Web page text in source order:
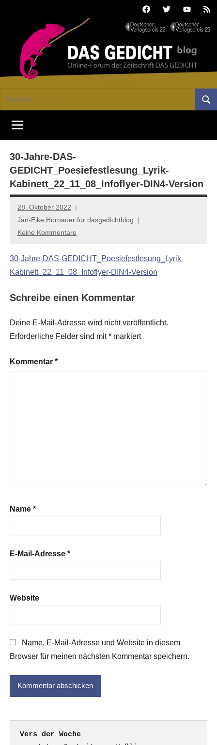
FacebookTwitterYoutube
GEDICHT
blog
Forum
von
DAS
Lyrik,
Essay
Suchen
30-Jahre-DAS-
GEDICHT_Poesiefestlesung_Lyrik-
Kabinett_22_11_08_Infoflyer-DIN4-Version
28. Oktober 2022
Jan-Eike Hornauer für dasgedichtblog
Keine Kommentare
30-Jahre-DAS-GEDICHT_Poesiefestlesung_Lyrik-
Kabinett_22_11_08_Infoflyer-DIN4-Version
Schreibe einen Kommentar
Deine E-Mail-Adresse wird nicht veröffentlicht.
Erforderliche Felder sind mit* markiert
Kommentar *
Name *
E-Mail-Adresse *
Website
Name, E-Mail-Adresse und Website in diesem
Browser für meinen nächsten Kommentar speichern.
Vers der Woche